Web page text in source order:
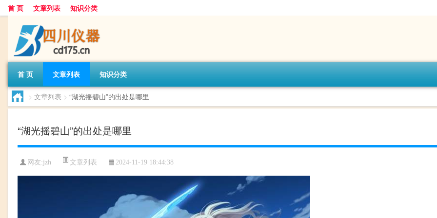
首 页 文章列表 知识分类
首 页 文章列表 知识分类
> 文章列表 > “湖光摇碧山”的出处是哪里
“湖光摇碧山”的出处是哪里
网友:jzh 文章列表 2024-11-19 18:44:38